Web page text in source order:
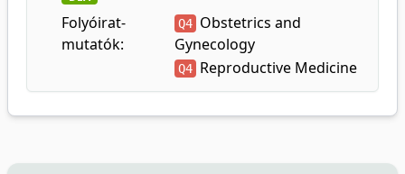
Folyóirat-
mutatók:
Q4 Obstetrics and
Gynecology
Q4 Reproductive Medicine